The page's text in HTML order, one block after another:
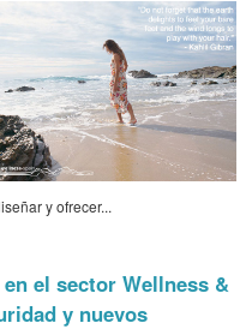
y ofrecer...
el sector Wellness &
y nuevos